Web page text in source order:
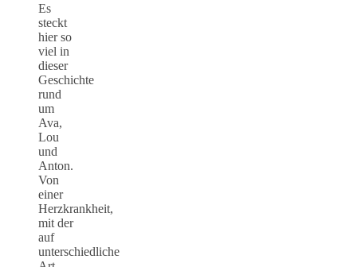
Es
steckt
hier so
viel in
dieser
Geschichte
rund
um
Ava,
Lou
und
Anton.
Von
einer
Herzkrankheit,
mit der
auf
unterschiedliche